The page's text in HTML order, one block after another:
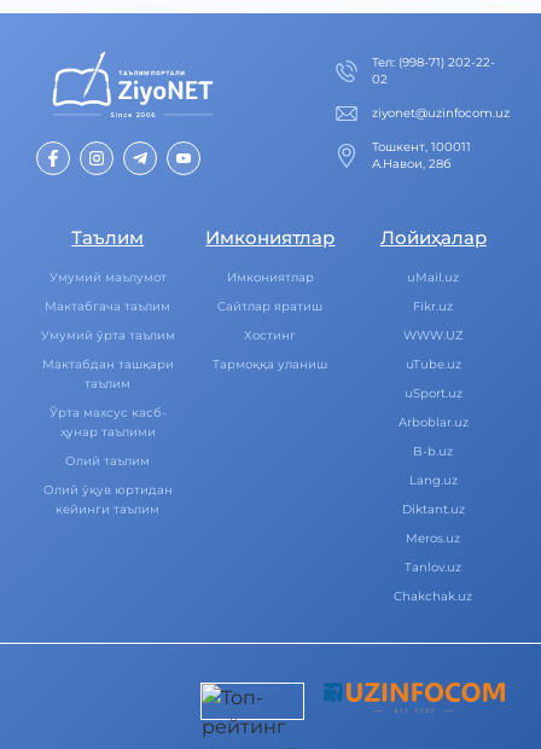
Тел: (998-71) 202-22-
02
ziyonet@uzinfocom.uz
Тошкент, 100011
А.Навои, 28б
Таълим
Умумий маълумот
Мактабгача таълим
Умумий ўрта таълим
Мактабдан ташқари
таълим
Ўрта махсус касб-
ҳунар таълими
Олий таълим
Олий ўқув юртидан
кейинги таълим
Имкониятлар
Имкониятлар
Cайтлар яратиш
Хостинг
Тармоққа уланиш
Лойиҳалар
uMail.uz
Fikr.uz
WWW.UZ
uTube.uz
uSport.uz
Arboblar.uz
B-b.uz
Lang.uz
Diktant.uz
Meros.uz
Tanlov.uz
Chakchak.uz